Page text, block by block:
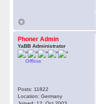
Phoner Admin
YaBB Administrator
Offline
Posts: 11822
Location: Germany